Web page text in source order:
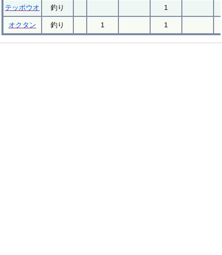
テッポウオ 釣り 1
オクタン 釣り 1 1